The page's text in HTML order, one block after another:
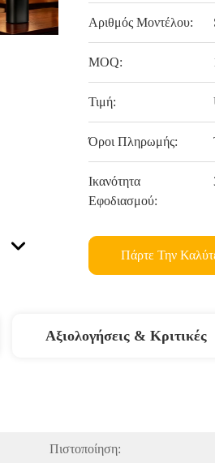
Αριθμός Μοντέλου:
MOQ:
Τιμή:
Όροι Πληρωμής:
Ικανότητα
Εφοδιασμού:
Πάρτε Την
Αξιολογήσεις & Κριτικές
Πιστοποίηση: